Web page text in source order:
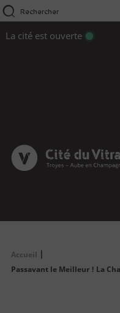
Aller
au
principal
Rechercher
La cité est ouverte
principale
Infos pratiques
Fil
Accueil
Passavant le Meilleur ! La
Panneau de gestion des cookies